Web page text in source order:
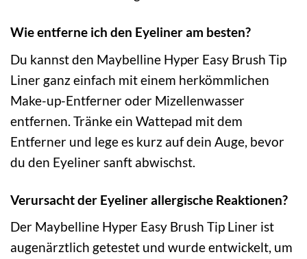
Wie entferne ich den Eyeliner am besten?
Du kannst den Maybelline Hyper Easy Brush Tip
Liner ganz einfach mit einem herkömmlichen
Make-up-Entferner oder Mizellenwasser
entfernen. Tränke ein Wattepad mit dem
Entferner und lege es kurz auf dein Auge, bevor
du den Eyeliner sanft abwischst.
Verursacht der Eyeliner allergische Reaktionen?
Der Maybelline Hyper Easy Brush Tip Liner ist
augenärztlich getestet und wurde entwickelt, um